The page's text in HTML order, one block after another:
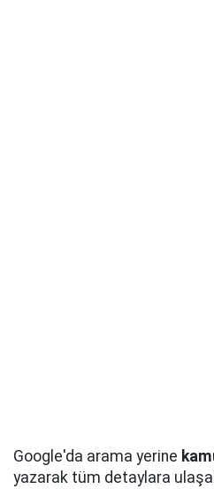
Google'da arama yerine
yazarak tüm detaylara